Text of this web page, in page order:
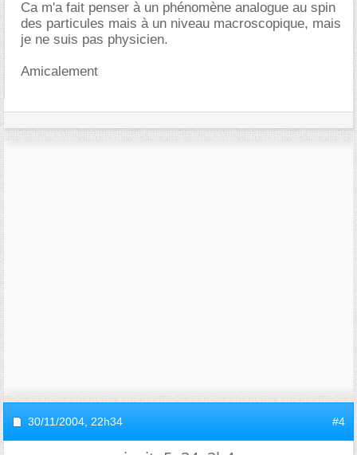
Ca m'a fait penser à un phénomène analogue au spin
des particules mais à un niveau macroscopique, mais
je ne suis pas physicien.
Amicalement
30/11/2004, 22h34 #4